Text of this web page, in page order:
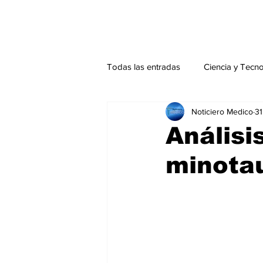
Todas las entradas Ciencia y
Actualidad Salud Mental
Endocrinología Actualidad
Noticiero Medico